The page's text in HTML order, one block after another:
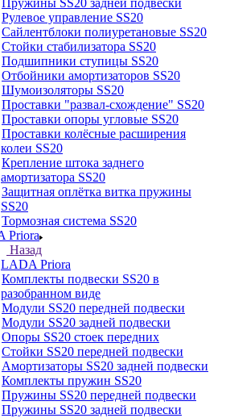
Пружины SS20 задней подвески
Рулевое управление SS20
Сайлентблоки полиуретановые SS20
Стойки стабилизатора SS20
Подшипники ступицы SS20
Отбойники амортизаторов SS20
Шумоизоляторы SS20
Проставки "развал-схождение" SS20
Проставки опоры угловые SS20
Проставки колёсные расширения
колеи SS20
Крепление штока заднего
амортизатора SS20
Защитная оплётка витка пружины
SS20
Тормозная система SS20
Priora
Назад
LADA Priora
Комплекты подвески SS20 в
разобранном виде
Модули SS20 передней подвески
Модули SS20 задней подвески
Опоры SS20 стоек передних
Стойки SS20 передней подвески
Амортизаторы SS20 задней подвески
Комплекты пружин SS20
Пружины SS20 передней подвески
Пружины SS20 задней подвески